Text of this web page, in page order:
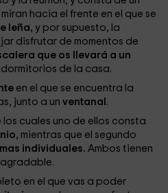
hacia el frente en el que se
leña, y por supuesto, la
disfrutar de momentos de
que os llevará a un
de la casa.
en el que se encuentra la
junto a unventanal .
los cuales uno de ellos consta
, mientras que el segundo
individuales. Ambos tienen
en el que vas a poder